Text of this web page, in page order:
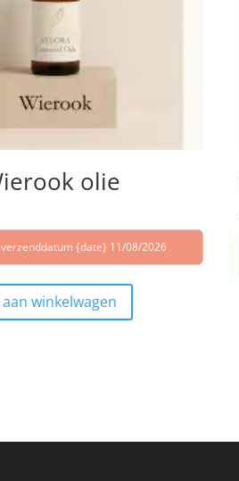
olie
{date} 11/08/2026
winkelwagen